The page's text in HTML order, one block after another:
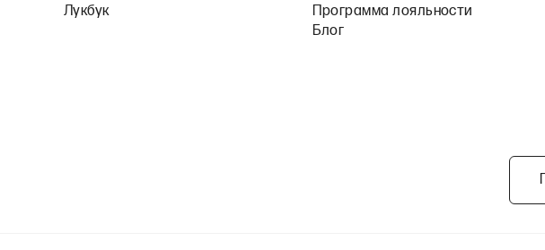
Лукбук
Программа лояльности
Блог